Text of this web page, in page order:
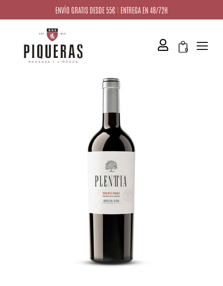
ENVÍO GRATIS DESDE 55€ | ENTREGA EN 48/72H
0